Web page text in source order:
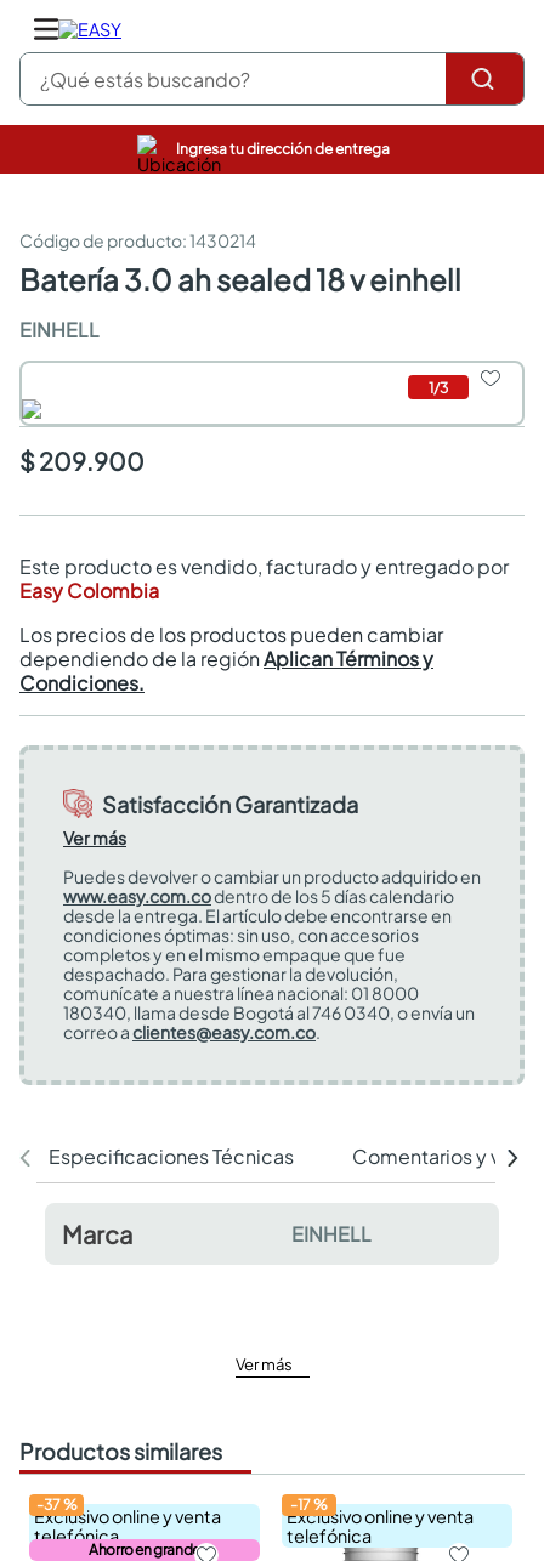
¿Qué estás buscando?
Ingresa tu dirección de entrega
:1430214
batería 3.0 ah sealed 18 v einhell
EINHELL
1/3
$ 209.900
Este producto es vendido, facturado y entregado por
Easy Colombia
Los precios de los productos pueden cambiar
dependiendo de la regiónAplican Términos y
Condiciones.
Satisfacción Garantizada
Ver más
Puedes devolver o cambiar un producto adquirido en
www.easy.com.codentro de los 5 días calendario
desde la entrega. El artículo debe encontrarse en
condiciones óptimas: sin uso, con accesorios
completos y en el mismo empaque que fue
despachado. Para gestionar la devolución,
comunícate a nuestra línea nacional: 01 8000
180340, llama desde Bogotá al 746 0340, o envía un
correo aclientes@easy.com.co.
Especificaciones Técnicas Comentarios y
Marca EINHELL
Ver más
Productos similares
Exclusivo online y venta
telefónica
Ahorro en grande
-37%
Exclusivo online y venta
telefónica
-17%
pinturas
sanitarios
comedor
pisos
armarios closet
comedores
neveras